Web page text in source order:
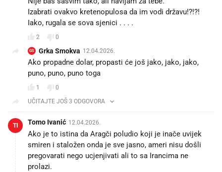
Izabrati ovakvo kretenopulosa da im vodi državu!?!?!
Iako, rugala se sova sjenici . . . .
2 0
GS Grka Smokva 12.04.2026.
Ako propadne dolar, propasti će još jako, jako, jako,
puno, puno, puno toga
1
0
UČITAJTE JOŠ 3 ODGOVORA
TI Tomo Ivanić 12.04.2026.
Ako je to istina da Aragči poludio koji je inače uvijek
smiren i staložen onda je sve jasno, ameri nisu došli
pregovarati nego ucjenjivati ali to sa Irancima ne
prolazi.